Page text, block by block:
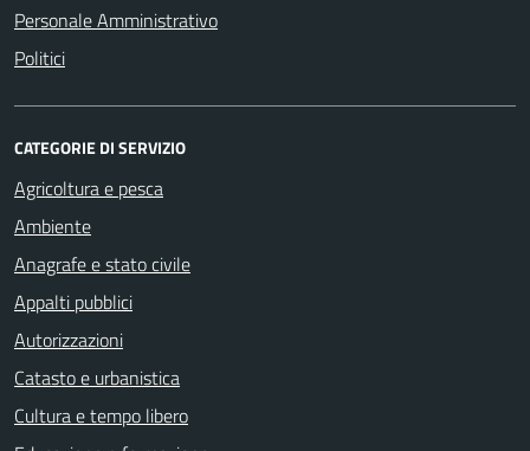
Personale Amministrativo
Politici
CATEGORIE DI SERVIZIO
Agricoltura e pesca
Ambiente
Anagrafe e stato civile
Appalti pubblici
Autorizzazioni
Catasto e urbanistica
Cultura e tempo libero